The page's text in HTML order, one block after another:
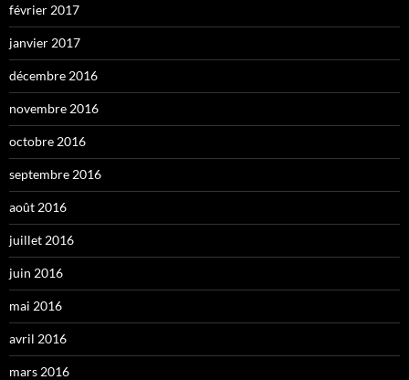
février 2017
janvier 2017
décembre 2016
novembre 2016
octobre 2016
septembre 2016
août 2016
juillet 2016
juin 2016
mai 2016
avril 2016
mars 2016